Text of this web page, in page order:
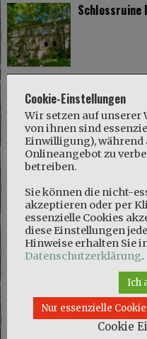
Schlossruine
Flair
Mariezu
Naturschutzgebiet
Olaf Schmidtzu
Naturschutzgebiet
Mariezu
Wismar: Hansestadt mit
Cookie-Einstellungen
Wir setzen auf unserer
von ihnen sind
Einwilligung), während
Onlineangebot zu
betreiben.
Sie können die nicht-
akzeptieren oder per
essenzielle Cookies
diese Einstellungen
Hinweise erhalten Sie
Datenschutzerklärung.
Ich
Nur essenzielle
Cookie